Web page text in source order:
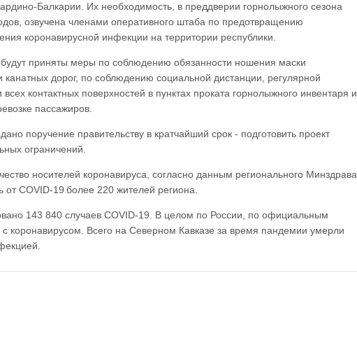
Балкарии. Их необходимость, в преддверии горнолыжного сезона
озвучена членами оперативного штаба по предотвращению
коронавирусной инфекции на территории республики.
будут приняты меры по соблюдению обязанности ношения маски
канатных дорог, по соблюдению социальной дистанции, регулярной
контактных поверхностей в пунктах проката горнолыжного инвентаря и
пассажиров.
поручение правительству в кратчайший срок - подготовить проект
ограничений.
носителей коронавируса, согласно данным регионального Минздрава
COVID-19 более 220 жителей региона.
143 840 случаев COVID-19. В целом по России, по официальным
коронавирусом. Всего на Северном Кавказе за время пандемии умерли